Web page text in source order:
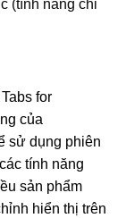
(tính năng chỉ
for
của
sử dụng phiên
tính năng
sản phẩm
hiển thị trên